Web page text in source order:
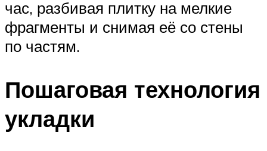
час, разбивая плитку на мелкие
фрагменты и снимая её со стены
по частям.
Пошаговая технология
укладки